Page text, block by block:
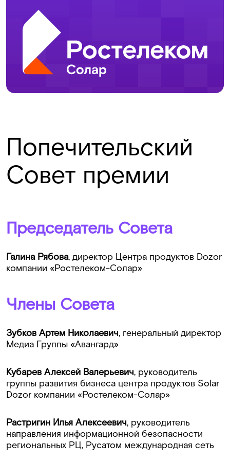
Попечительский
Совет премии
Председатель Совета
Галина Рябова, директор Центра продуктов Dozor
компании «Ростелеком-Солар»
Члены Совета
Зубков Артем Николаевич, генеральный директор
Медиа Группы «Авангард»
Кубарев Алексей Валерьевич, руководитель
группы развития бизнеса центра продуктов Solar
Dozor компании «Ростелеком-Солар»
Растригин Илья Алексеевич, руководитель
направления информационной безопасности
региональных РЦ, Русатом международная сеть